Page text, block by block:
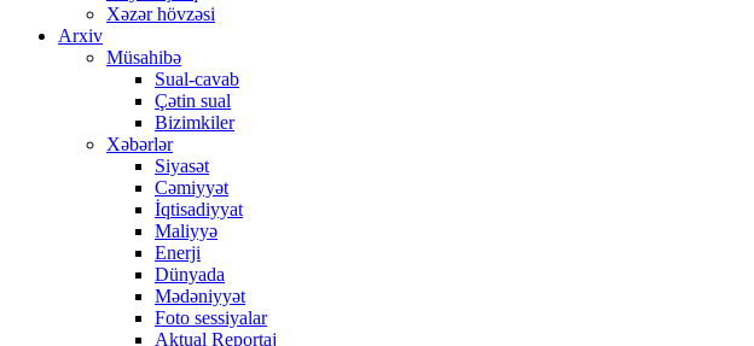
Xəzər hövzəsi
Arxiv
Müsahibə
Sual-cavab
Çətin sual
Bizimkiler
Xəbərlər
Siyasət
Cəmiyyət
İqtisadiyyat
Maliyyə
Enerji
Dünyada
Mədəniyyət
Foto sessiyalar
Aktual Reportaj